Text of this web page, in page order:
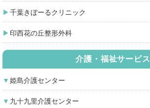
千葉きぼーるクリニック
印西花の丘整形外科
介護・福祉サービス
姫島介護センター
九十九里介護センター